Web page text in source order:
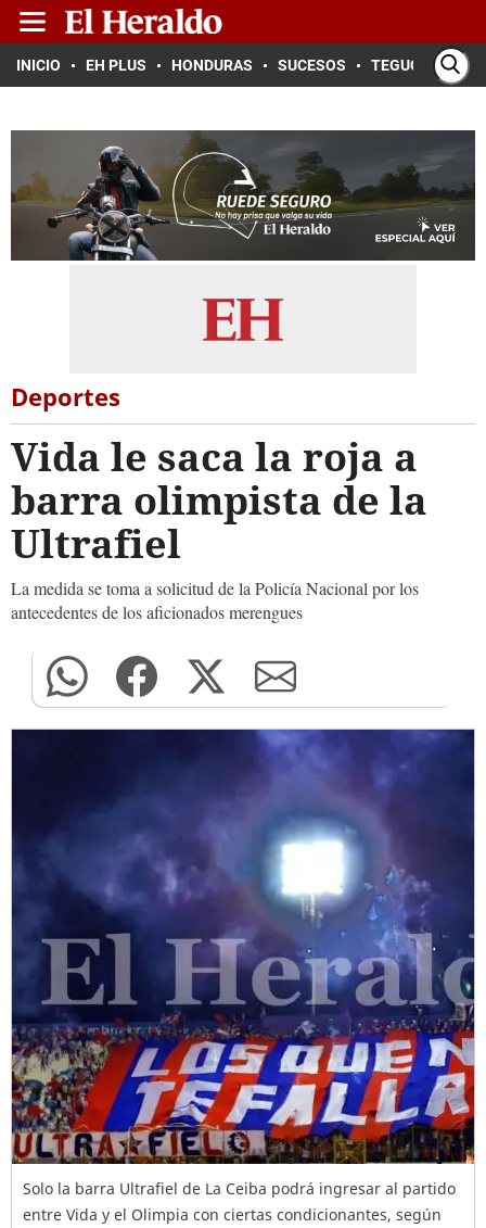
INICIO EH PLUS HONDURAS SUCESOS TEGUCIGALPA
Deportes
Vida le saca la roja a
barra olimpista de la
Ultrafiel
La medida se toma a solicitud de la Policía Nacional por los
antecedentes de los aficionados merengues
Solo la barra Ultrafiel de La Ceiba podrá ingresar al partido
entre Vida y el Olimpia con ciertas condicionantes, según